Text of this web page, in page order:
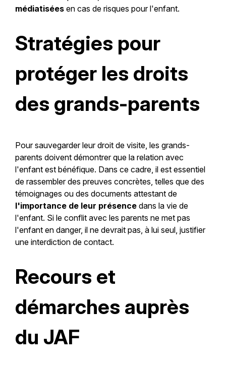
médiatiséesen cas de risques pour l'enfant.
Stratégies pour
protéger les droits
des grands-parents
Pour sauvegarder leur droit de visite, les grands-
parents doivent démontrer que la relation avec
l'enfant est bénéfique. Dans ce cadre, il est essentiel
de rassembler des preuves concrètes, telles que des
témoignages ou des documents attestant de
l'importance de leur présencedans la vie de
l'enfant. Si le conflit avec les parents ne met pas
l'enfant en danger, il ne devrait pas, à lui seul, justifier
une interdiction de contact.
Recours et
démarches auprès
du JAF